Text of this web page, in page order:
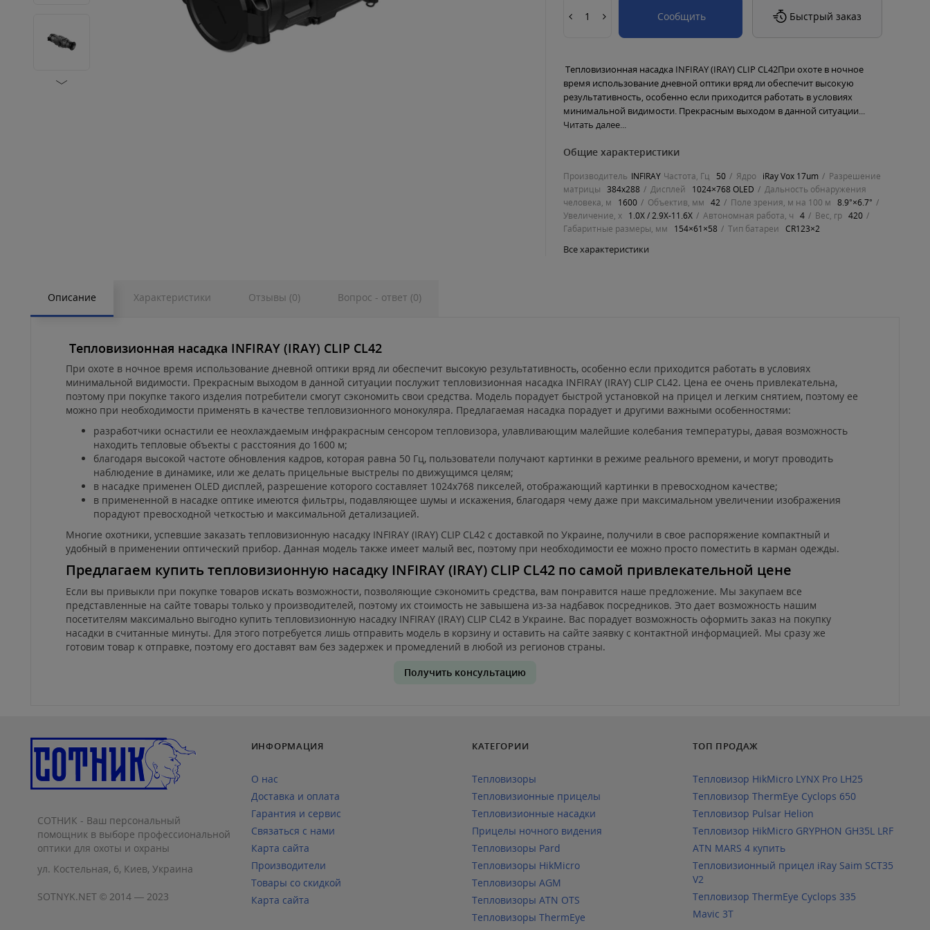
Сообщить Быстрый заказ
Тепловизионная насадка INFIRAY (IRAY) CLIP CL42При охоте в ночное
время использование дневной оптики вряд ли обеспечит высокую
результативность, особенно если приходится работать в условиях
минимальной видимости. Прекрасным выходом в данной ситуации...
Читать далее...
Общие характеристики
Производитель INFIRAY Частота, Гц 50 Ядро iRay Vox 17um
Разрешение
матрицы
384x288 Дисплей 1024×768 OLED
Дальность обнаружения
человека, м
1600 Объектив, мм 42 Поле зрения, м на 100 м
8.9°×6.7°
Увеличение, х 1.0Х / 2.9Х-11.6Х Автономная работа, ч 4 Вес, гр 420
Габаритные размеры, мм
154×61×58 Тип батареи CR123×2
Все характеристики
Описание Характеристики Отзывы (0) Вопрос - ответ (0)
Тепловизионная насадка INFIRAY (IRAY) CLIP CL42
При охоте в ночное время использование дневной оптики вряд ли обеспечит высокую результативность, особенно если приходится работать в условиях
минимальной видимости. Прекрасным выходом в данной ситуации послужит тепловизионная насадка INFIRAY (IRAY) CLIP CL42. Цена ее очень привлекательна,
поэтому при покупке такого изделия потребители смогут сэкономить свои средства. Модель порадует быстрой установкой на прицел и легким снятием, поэтому ее
можно при необходимости применять в качестве тепловизионного монокуляра. Предлагаемая насадка порадует и другими важными особенностями:
разработчики оснастили ее неохлаждаемым инфракрасным сенсором тепловизора, улавливающим малейшие колебания температуры, давая возможность
находить тепловые объекты с расстояния до 1600 м;
благодаря высокой частоте обновления кадров, которая равна 50 Гц, пользователи получают картинки в режиме реального времени, и могут проводить
наблюдение в динамике, или же делать прицельные выстрелы по движущимся целям;
в насадке применен OLED дисплей, разрешение которого составляет 1024х768 пикселей, отображающий картинки в превосходном качестве;
в примененной в насадке оптике имеются фильтры, подавляющее шумы и искажения, благодаря чему даже при максимальном увеличении изображения
порадуют превосходной четкостью и максимальной детализацией.
Многие охотники, успевшие заказать тепловизионную насадку INFIRAY (IRAY) CLIP CL42 с доставкой по Украине, получили в свое распоряжение компактный и
удобный в применении оптический прибор. Данная модель также имеет малый вес, поэтому при необходимости ее можно просто поместить в карман одежды.
Предлагаем купить тепловизионную насадку INFIRAY (IRAY) CLIP CL42 по самой привлекательной цене
Если вы привыкли при покупке товаров искать возможности, позволяющие сэкономить средства, вам понравится наше предложение. Мы закупаем все
представленные на сайте товары только у производителей, поэтому их стоимость не завышена из-за надбавок посредников. Это дает возможность нашим
посетителям максимально выгодно купить тепловизионную насадку INFIRAY (IRAY) CLIP CL42 в Украине. Вас порадует возможность оформить заказ на покупку
насадки в считанные минуты. Для этого потребуется лишь отправить модель в корзину и оставить на сайте заявку с контактной информацией. Мы сразу же
готовим товар к отправке, поэтому его доставят вам без задержек и промедлений в любой из регионов страны.
Получить консультацию
СОТНИК - Ваш персональный
помощник в выборе профессиональной
оптики для охоты и охраны
ул. Костельная, 6, Киев, Украина
SOTNYK.NET © 2014 — 2023
ИНФОРМАЦИЯ
О нас
Доставка и оплата
Гарантия и сервис
Связаться с нами
Карта сайта
Производители
Товары со скидкой
Карта сайта
КАТЕГОРИИ
Тепловизоры
Тепловизионные прицелы
Тепловизионные насадки
Прицелы ночного видения
Тепловизоры Pard
Тепловизоры HikMicro
Тепловизоры AGM
Тепловизоры ATN OTS
Тепловизоры ThermEye
ТОП ПРОДАЖ
Тепловизор HikMicro LYNX Pro LH25
Тепловизор ThermEye Cyclops 650
Тепловизор Pulsar Helion
Тепловизор HikMicro GRYPHON GH35L LRF
ATN MARS 4 купить
Тепловизионный прицел iRay Saim SCT35
V2
Тепловизор ThermEye Cyclops 335
Mavic 3T